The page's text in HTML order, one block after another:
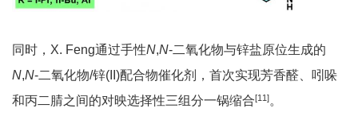
同时，X. Feng通过手性N,N-二氧化物与锌盐原位生成的
N,N-二氧化物/锌(II)配合物催化剂，首次实现芳香醛、吲哚
和丙二腈之间的对映选择性三组分一锅缩合[11]。